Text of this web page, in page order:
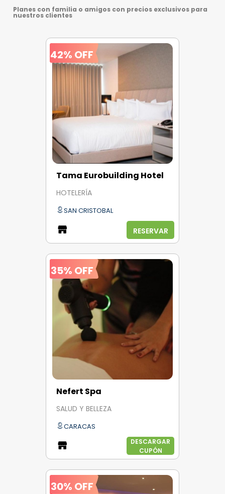
Planes con familia o amigos con precios exclusivos para
nuestros clientes
42% OFF
Tama Eurobuilding Hotel
HOTELERÍA
SAN CRISTOBAL
RESERVAR
35% OFF
Nefert Spa
SALUD Y BELLEZA
CARACAS
DESCARGAR
CUPÓN
30% OFF